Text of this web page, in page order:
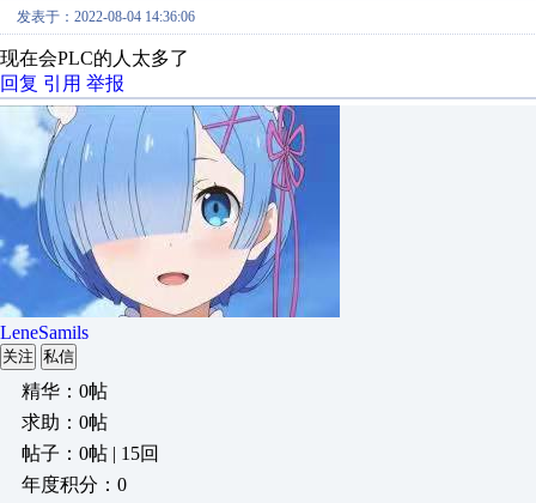
发表于：2022-08-04 14:36:06
现在会PLC的人太多了
回复 引用 举报
LeneSamils
关注 私信
精华：0帖
求助：0帖
帖子：0帖 | 15回
年度积分：0